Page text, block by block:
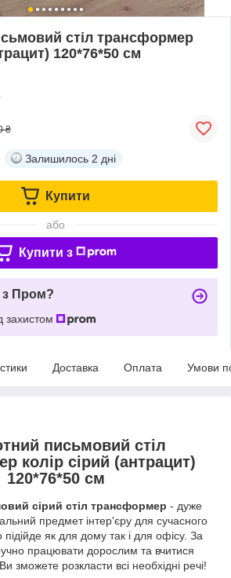
стіл трансформер
120*76*50 см
₴
Залишилось 2 дні
Купити
або
Купити з
з Пром?
захистом
Доставка Оплата Умови
письмовий стіл
колір сірий (антрацит)
120*76*50 см
сірий стіл трансформер - дуже
предмет інтер'єру для сучасного
як для дому так і для офісу. За
працювати дорослим та вчитися
зможете розкласти всі необхідні речі!